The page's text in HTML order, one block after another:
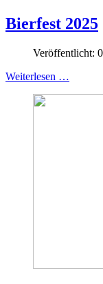
Bierfest 2025
Veröffentlicht:
Weiterlesen …